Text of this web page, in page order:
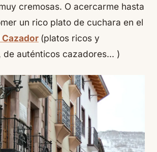
cremosas. O acercarme hasta
un rico plato de cuchara en el
Cazador (platos ricos y
de auténticos cazadores… )